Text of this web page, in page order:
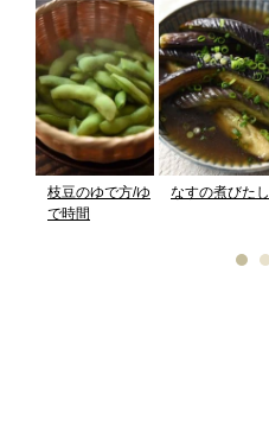
枝豆のゆで方/ゆ
で時間
なすの煮びたし